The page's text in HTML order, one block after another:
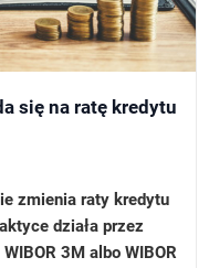
się na ratę kredytu
zmienia raty kredytu
działa przez
3M albo WIBOR